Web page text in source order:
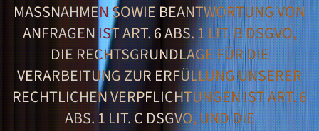
ASSNAHMEN SOWIE BEANTWORTUNG VON AN
FRAGEN IST ART. 6 ABS. 1 LIT. B DSGVO, DI
E RECHTSGRUNDLAGE FÜR DIE VE
RARBEITUNG ZUR ERFÜLLUNG UNSERER RE
CHTLICHEN VERPFLICHTUNGEN IST ART. 6 AB
S. 1 LIT. C DSGVO, UND DIE RE